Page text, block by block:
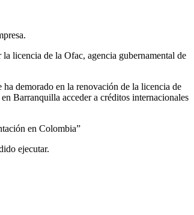
licencia de la Ofac, agencia gubernamental de
demorado en la renovación de la licencia de
Barranquilla acceder a créditos internacionales
en Colombia”
ejecutar.